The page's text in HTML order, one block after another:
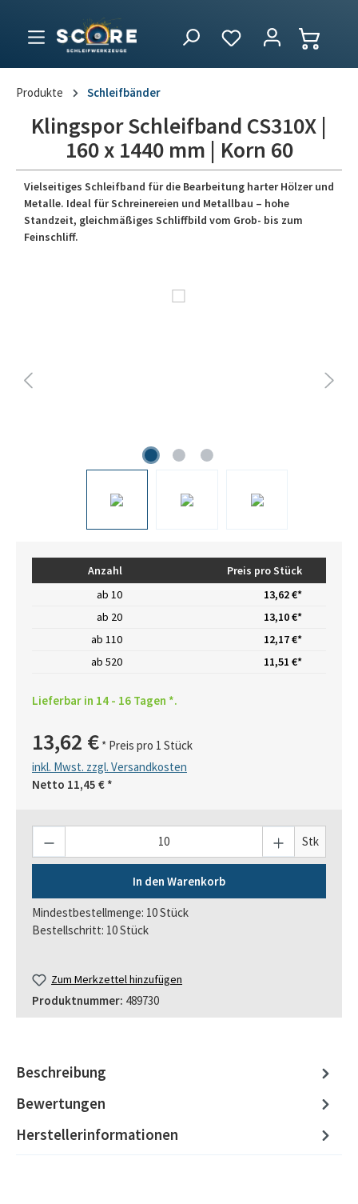
Produkte Schleifbänder
Klingspor Schleifband CS310X |
160 x 1440 mm | Korn 60
Vielseitiges Schleifband für die Bearbeitung harter Hölzer und
Metalle. Ideal für Schreinereien und Metallbau – hohe
Standzeit, gleichmäßiges Schliffbild vom Grob- bis zum
Feinschliff.
Anzahl
Preis pro Stück
ab 10
13,62 €*
ab 20
13,10 €*
ab 110
12,17 €*
ab 520 11,51 €*
Lieferbar in 14 - 16 Tagen *.
13,62 € * Preis pro 1 Stück
inkl. Mwst. zzgl. Versandkosten
Netto 11,45 € *
Stk
In den Warenkorb
Mindestbestellmenge: 10 Stück
Bestellschritt: 10 Stück
Zum Merkzettel hinzufügen
Produktnummer: 489730
Beschreibung
Bewertungen
Herstellerinformationen